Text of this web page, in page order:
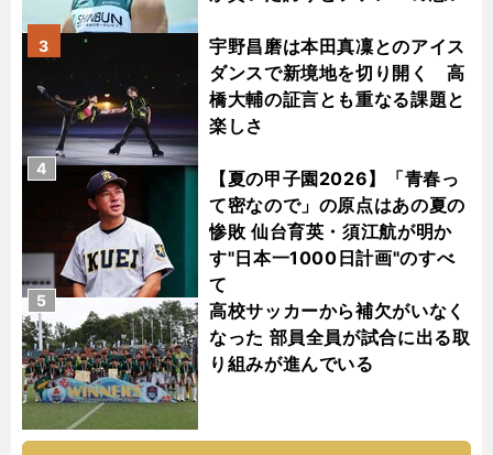
宇野昌磨は本田真凜とのアイス
ダンスで新境地を切り開く 高
橋大輔の証言とも重なる課題と
楽しさ
3
【夏の甲子園2026】「青春っ
て密なので」の原点はあの夏の
惨敗 仙台育英・須江航が明か
す"日本一1000日計画"のすべ
て
4
高校サッカーから補欠がいなく
なった 部員全員が試合に出る取
り組みが進んでいる
5